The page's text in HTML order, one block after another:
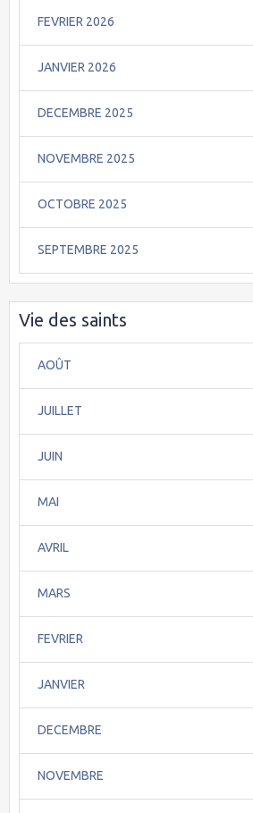
FEVRIER 2026
JANVIER 2026
DECEMBRE 2025
NOVEMBRE 2025
OCTOBRE 2025
SEPTEMBRE 2025
Vie des saints
AOÛT
JUILLET
JUIN
MAI
AVRIL
MARS
FEVRIER
JANVIER
DECEMBRE
NOVEMBRE